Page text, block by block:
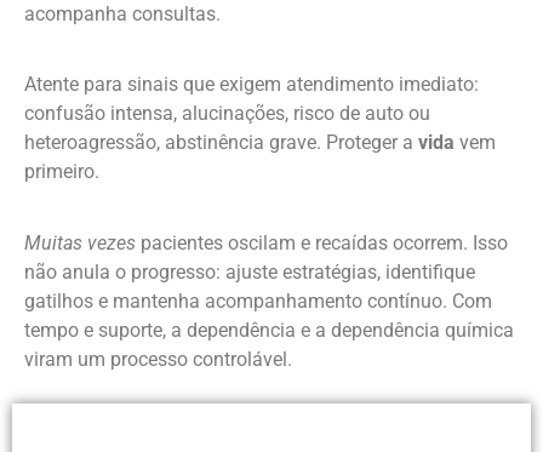
acompanha consultas.
Atente para sinais que exigem atendimento imediato:
confusão intensa, alucinações, risco de auto ou
heteroagressão, abstinência grave. Proteger a vida vem
primeiro.
Muitas vezes pacientes oscilam e recaídas ocorrem. Isso
não anula o progresso: ajuste estratégias, identifique
gatilhos e mantenha acompanhamento contínuo. Com
tempo e suporte, a dependência e a dependência química
viram um processo controlável.